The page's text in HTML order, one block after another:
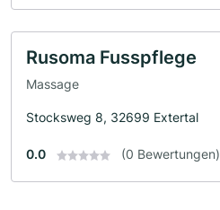
Rusoma Fusspflege
Massage
Stocksweg 8, 32699 Extertal
0.0 (0 Bewertungen)